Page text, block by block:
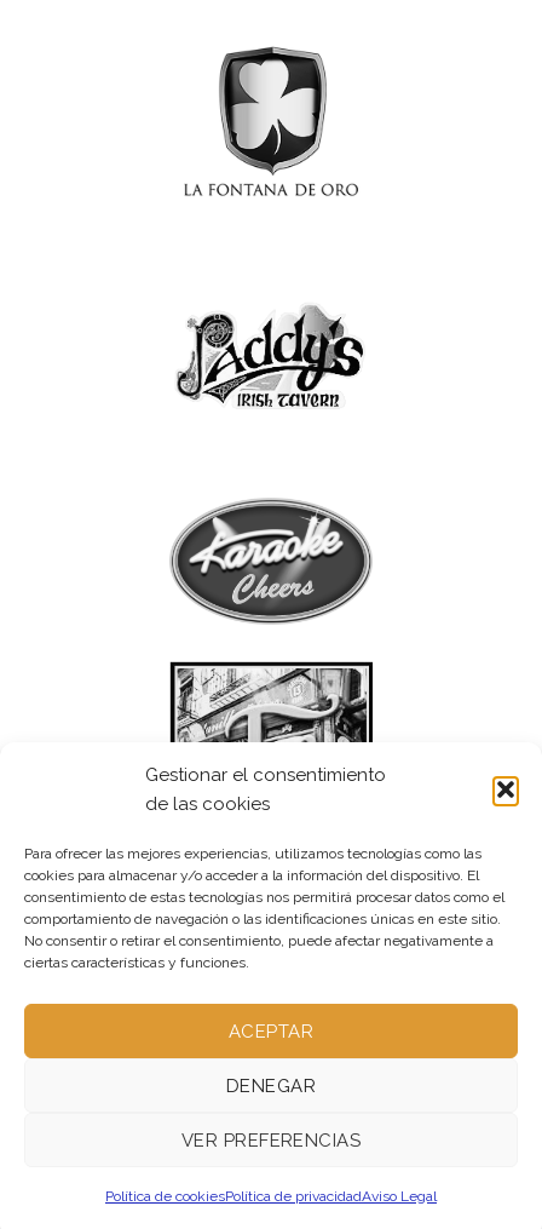
Gestionar el consentimiento
de las cookies
Para ofrecer las mejores experiencias, utilizamos tecnologías como las
cookies para almacenar y/o acceder a la información del dispositivo. El
consentimiento de estas tecnologías nos permitirá procesar datos como el
comportamiento de navegación o las identificaciones únicas en este sitio.
No consentir o retirar el consentimiento, puede afectar negativamente a
ciertas características y funciones.
ACEPTAR
DENEGAR
VER PREFERENCIAS
Política de cookiesPolítica de privacidadAviso Legal
FAQ – NO UTILIZADA